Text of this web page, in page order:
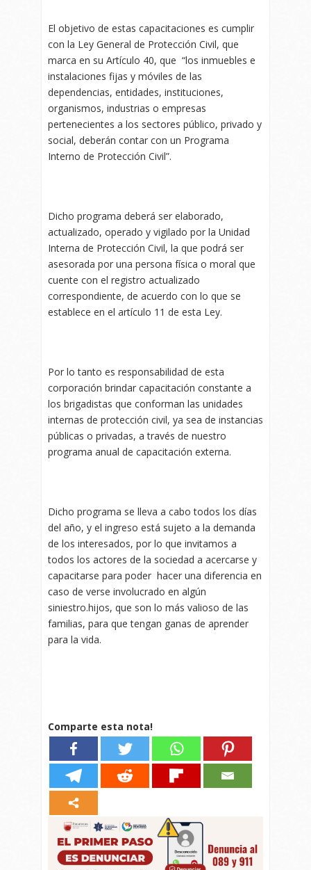
El objetivo de estas capacitaciones es cumplir
con la Ley General de Protección Civil, que
marca en su Artículo 40, que “los inmuebles e
instalaciones fijas y móviles de las
dependencias, entidades, instituciones,
organismos, industrias o empresas
pertenecientes a los sectores público, privado y
social, deberán contar con un Programa
Interno de Protección Civil”.
Dicho programa deberá ser elaborado,
actualizado, operado y vigilado por la Unidad
Interna de Protección Civil, la que podrá ser
asesorada por una persona física o moral que
cuente con el registro actualizado
correspondiente, de acuerdo con lo que se
establece en el artículo 11 de esta Ley.
Por lo tanto es responsabilidad de esta
corporación brindar capacitación constante a
los brigadistas que conforman las unidades
internas de protección civil, ya sea de instancias
públicas o privadas, a través de nuestro
programa anual de capacitación externa.
Dicho programa se lleva a cabo todos los días
del año, y el ingreso está sujeto a la demanda
de los interesados, por lo que invitamos a
todos los actores de la sociedad a acercarse y
capacitarse para poder hacer una diferencia en
caso de verse involucrado en algún
siniestro.hijos, que son lo más valioso de las
familias, para que tengan ganas de aprender
para la vida.
Comparte esta nota!